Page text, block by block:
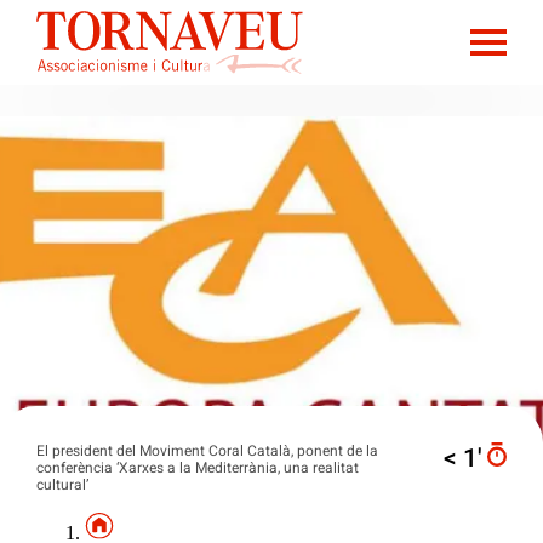
El president del Moviment Coral Català, ponent de la
conferència ‘Xarxes a la Mediterrània, una realitat
cultural’
< 1′